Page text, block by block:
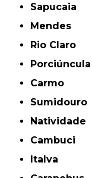
Sapucaia
Mendes
Rio Claro
Porciúncula
Carmo
Sumidouro
Natividade
Cambuci
Italva